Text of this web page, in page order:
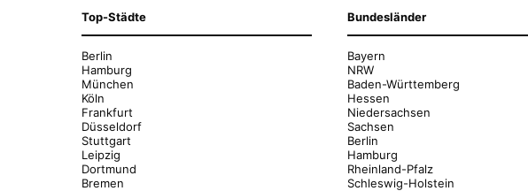
Top-Städte
Berlin
Hamburg
München
Köln
Frankfurt
Düsseldorf
Stuttgart
Leipzig
Dortmund
Bremen
Bundesländer
Bayern
NRW
Baden-Württemberg
Hessen
Niedersachsen
Sachsen
Berlin
Hamburg
Rheinland-Pfalz
Schleswig-Holstein